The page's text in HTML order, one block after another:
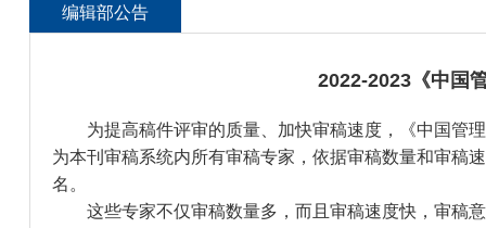
编辑部公告
2022-2023《中国
为提高稿件评审的质量、加快审稿速度，《中国管
为本刊审稿系统内所有审稿专家，依据审稿数量和审稿
名。
这些专家不仅审稿数量多，而且审稿速度快，审稿意